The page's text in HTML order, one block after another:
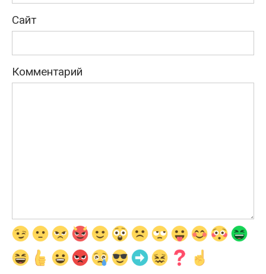
Сайт
Комментарий